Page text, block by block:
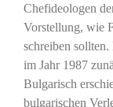
Chefideologen
Vorstellung, wie
schreiben
im Jahr 1987
Bulgarisch
bulgarischen